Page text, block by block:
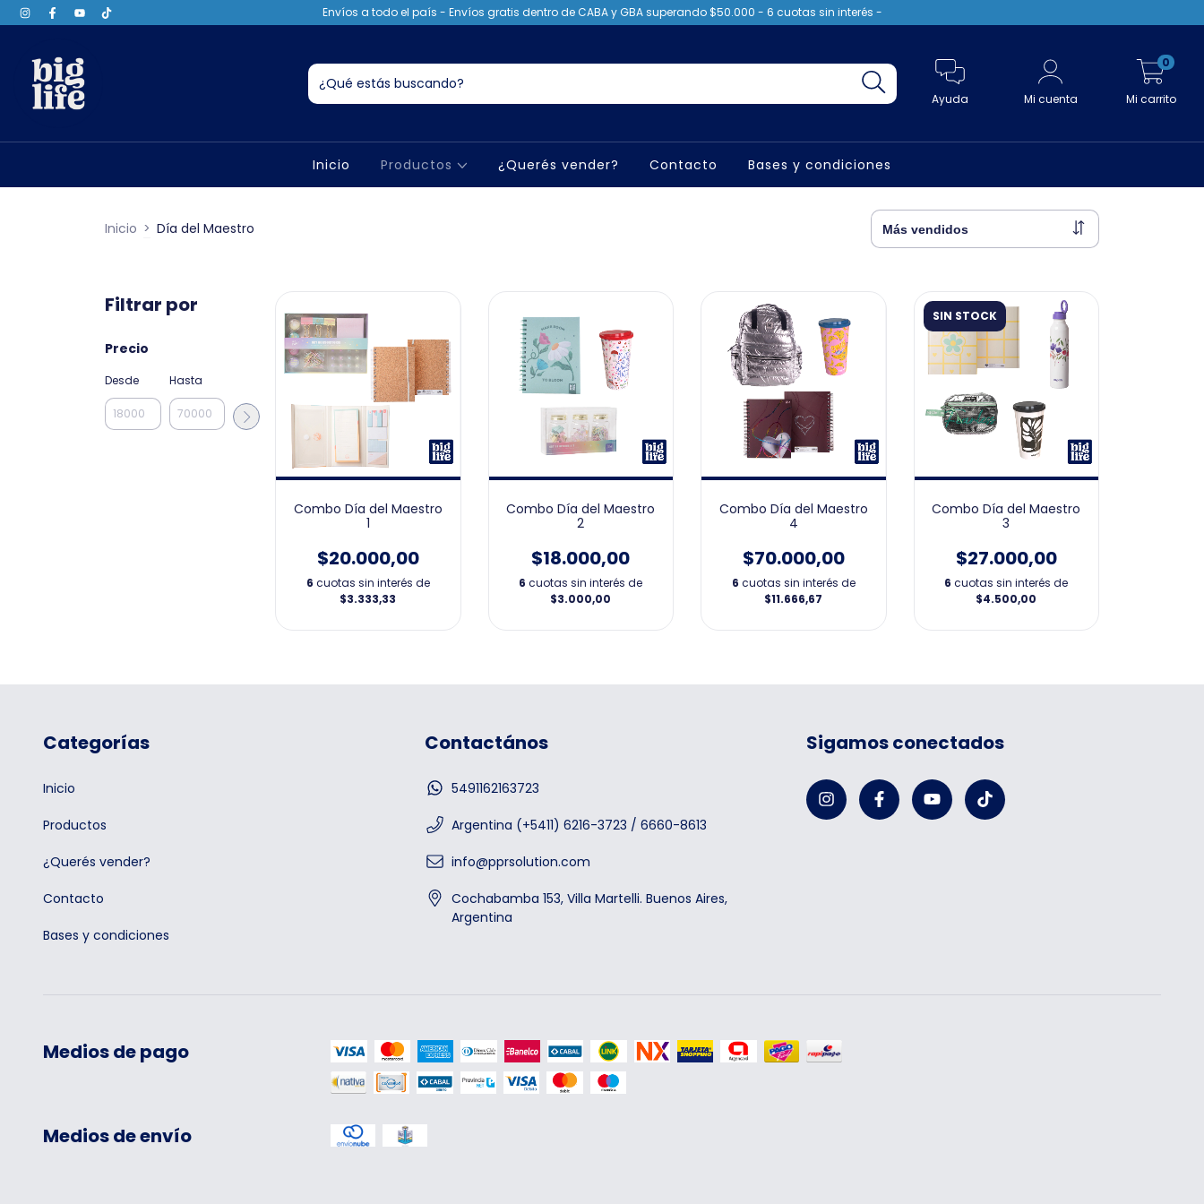
Envíos a todo el país - Envíos gratis dentro de CABA y GBA superando $50.000 - 6 cuotas sin interés -
Ayuda Mi cuenta Mi carrito
0
Inicio Productos ¿Querés vender? Contacto Bases y condiciones
Inicio > Día del Maestro
Filtrar por
Precio
Desde Hasta
Combo Día del Maestro
1
$20.000,00
6 cuotas sin interés de
$3.333,33
Combo Día del Maestro
2
$18.000,00
6 cuotas sin interés de
$3.000,00
Combo Día del Maestro
4
$70.000,00
6 cuotas sin interés de
$11.666,67
SIN STOCK
Combo Día del Maestro
3
$27.000,00
6 cuotas sin interés de
$4.500,00
Categorías
Inicio
Productos
¿Querés vender?
Contacto
Bases y condiciones
Contactános
5491162163723
Argentina (+5411) 6216-3723 / 6660-8613
info@pprsolution.com
Cochabamba 153, Villa Martelli. Buenos Aires,
Argentina
Sigamos conectados
Medios de pago
Medios de envío